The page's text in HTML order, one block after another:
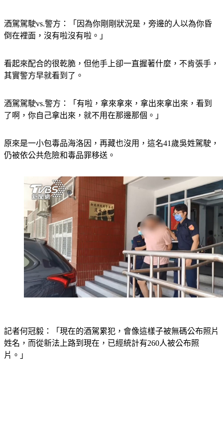
酒駕駕駛vs.警方：「因為你剛剛狀況是，旁邊的人以為你昏
倒在裡面，沒有啦沒有啦。」
看起來配合的很乾脆，但他手上卻一直握著什麼，不肯張手，
其實警方早就看到了。
酒駕駕駛vs.警方：「有啦，拿來拿來，拿出來拿出來，看到
了啊，你自己拿出來，就不用在那邊那個。」
原來是一小包毒品海洛因，再藏也沒用，這名41歲吳姓駕駛，
仍被依公共危險和毒品罪移送。
記者何冠毅：「現在的酒駕累犯，會像這樣子被無碼公布照片
姓名，而從新法上路到現在，已經統計有260人被公布照
片。」